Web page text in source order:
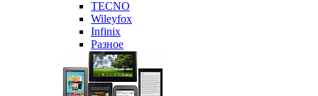
TECNO
Wileyfox
Infinix
Разное